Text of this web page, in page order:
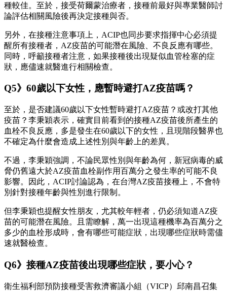
種較佳。至於，接受荷爾蒙治療者，接種前最好與專業醫師討
論評估相關風險後再決定接種與否。
另外，在接種注意事項上，ACIP也同步要求指揮中心必須提
醒所有接種者，AZ疫苗的可能潛在風險、不良反應有哪些。
同時，呼籲接種者注意，如果接種後出現疑似血管栓塞的症
狀，應儘速就醫進行相關檢查。
Q5》60歲以下女性，應暫時避打AZ疫苗嗎？
至於，是否建議60歲以下女性暫時避打AZ疫苗？或改打其他
疫苗？李秉穎表示，確實目前看到的接種AZ疫苗後所產生的
血栓不良反應，多是發生在60歲以下的女性，且現階段醫界也
不確定為什麼會造成上述性別與年齡上的差異。
不過，李秉穎強調，不論民眾性別與年齡為何，新冠病毒的威
脅仍舊遠大於AZ疫苗血栓副作用百萬分之發生率的可能不良
影響。因此，ACIP討論認為，在台灣AZ疫苗接種上，不會特
別針對接種年齡與性別進行限制。
但李秉穎也提醒女性朋友，尤其較年輕者，仍必須知道AZ疫
苗的可能潛在風險。且需瞭解，萬一出現這種機率為百萬分之
多少的血栓形成時，會有哪些可能症狀，出現哪些症狀時需儘
速就醫檢查。
Q6》接種AZ疫苗後出現哪些症狀，要小心？
衛生福利部預防接種受害救濟審議小組（VICP）邱南昌召集